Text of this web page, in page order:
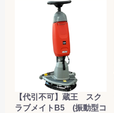
【代引不可】蔵王 スク
ラブメイトB5 (振動型コ